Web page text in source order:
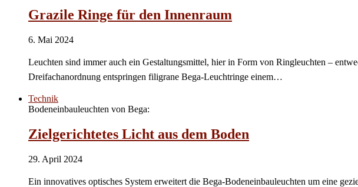
Grazile Ringe für den Innenraum
6. Mai 2024
Leuchten sind immer auch ein Gestaltungsmittel, hier in Form von Ringleuchten –
Dreifachanordnung entspringen filigrane Bega-Leuchtringe einem…
Technik
Bodeneinbauleuchten von Bega:
Zielgerichtetes Licht aus dem Boden
29. April 2024
Ein innovatives optisches System erweitert die Bega-Bodeneinbauleuchten um eine